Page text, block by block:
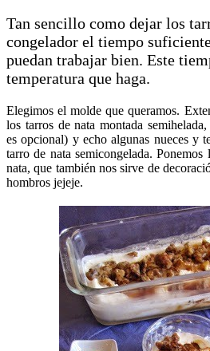
Tan sencillo como dejar los
congelador el tiempo
puedan trabajar bien. Este
temperatura que haga.
Elegimos el molde que queramos.
los tarros de nata montada
es opcional) y echo algunas nueces y
tarro de nata semicongelada. Ponemos
nata, que también nos sirve de
hombros jejeje.